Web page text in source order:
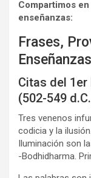
Compartimos
enseñanzas:
Frases,
Citas del
(502-549
Tres venenos
codicia y la
Iluminación son
-Bodhidharma.